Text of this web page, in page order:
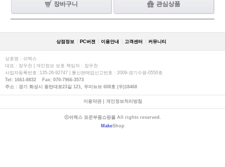
장바구니 관심상품
상점정보 PC버젼 이용안내 고객센터 커뮤니티
상호명 : 쉬멕스
대표 : 장우천 | 개인정보 보호 책임자 : 장우천
사업자등록번호 :135-26-92747 | 통신판매업신고번호 : 2009-경기수원-0550호
Tel: 1661-8832 Fax: 070-7966-3573
주소 : 경기 화성시 동탄대로23길 121, 우미뉴브 608호 (우)18468
이용약관| 개인정보처리방침
ⓒ쉬멕스 표준부품쇼핑몰 All rights reserved.
MakeShop